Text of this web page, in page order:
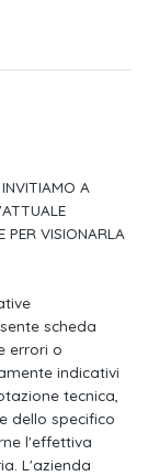
regolabile
ribaltabile
2 livelli
A
PER VISIONARLA
scheda
errori o
indicativi
tecnica,
dello specifico
l'effettiva
L'azienda